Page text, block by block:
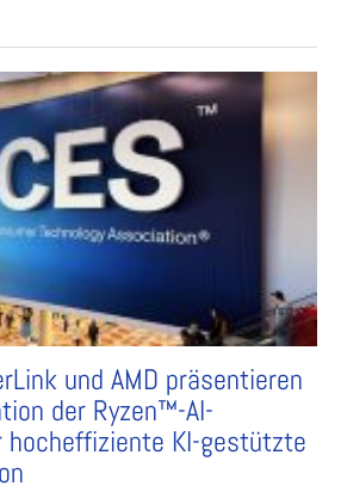
und AMD präsentieren
der Ryzen™-AI-
hocheffiziente KI-gestützte